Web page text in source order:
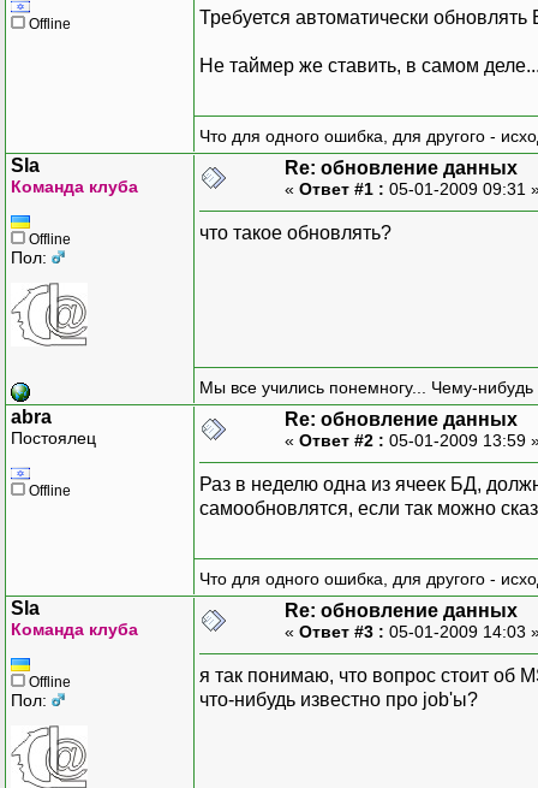
Offline Требуется автоматически
Не таймер же ставить, в самом
Что для одного ошибка, для другого -
Sla
Команда клуба
Offline
Пол:
Re: обновление данных
« Ответ #1 : 05-01-2009 09:31
что такое обновлять?
Мы все учились понемногу... Чему-нибудь
abra
Постоялец
Offline
Re: обновление данных
« Ответ #2 : 05-01-2009 13:59
Раз в неделю одна из ячеек БД,
самообновлятся, если так можно
Что для одного ошибка, для другого -
Sla
Команда клуба
Offline
Пол:
Re: обновление данных
« Ответ #3 : 05-01-2009 14:03
я так понимаю, что вопрос стоит об
что-нибудь известно про job'ы?